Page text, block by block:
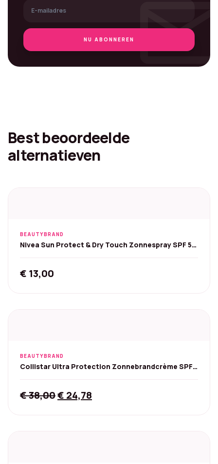
NU ABONNEREN
Best beoordeelde
alternatieven
BEAUTYBRAND
Nivea Sun Protect & Dry Touch Zonnespray SPF 50
€ 13,00
BEAUTYBRAND
Collistar Ultra Protection Zonnebrandcrème SPF
€38,00Original
€ 24,78